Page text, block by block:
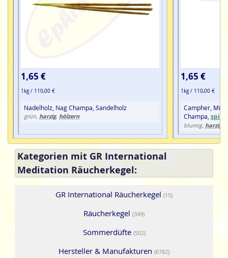
1,65 €
1kg / 110,00 €
Nadelholz, Nag Champa, Sandelholz
grün, harzig, hölzern
1,65 €
1kg / 110,00 €
Campher,
Champa,
blumig, harzig
Kategorien mit GR International
Meditation Räucherkegel:
GR International Räucherkegel (15)
Räucherkegel (349)
Sommerdüfte (502)
Hersteller & Manufakturen (6782)